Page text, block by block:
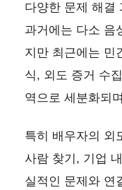
다양한 문제 해결
과거에는 다소 음
지만 최근에는 민
식, 외도 증거 수
역으로 세분화되
특히 배우자의 외
사람 찾기, 기업
실적인 문제와 연